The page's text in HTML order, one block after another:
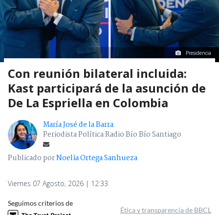
Presidencia
Con reunión bilateral incluida:
Kast participará de la asunción de
De La Espriella en Colombia
María José de la Barra
Periodista Política Radio Bío Bío Santiago
Publicado porNoelia Ortega Sanhueza
Viernes 07 Agosto, 2026 | 12:33
Seguimos criterios de
Ética y transparencia de BBCL